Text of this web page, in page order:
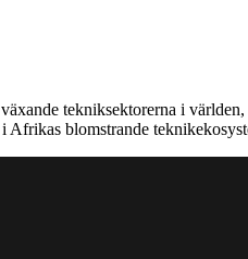
tekniksektorerna i
Afrikas blomstrande